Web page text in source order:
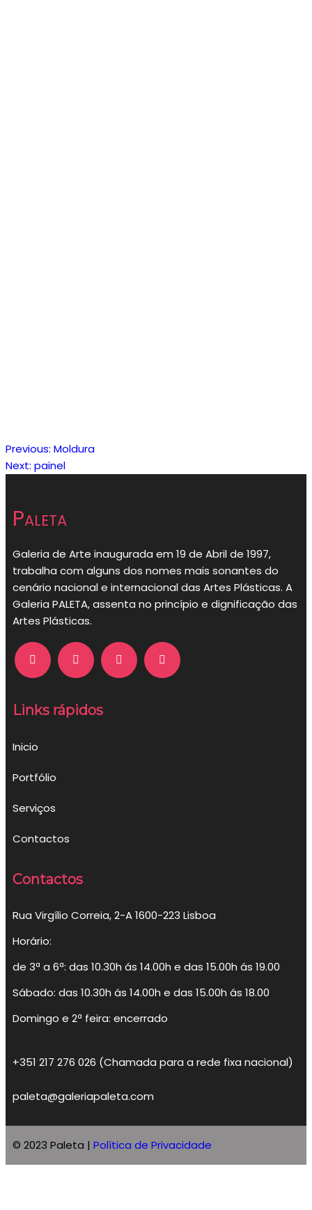
Navegação
artigos
Previous: Moldura
Next: painel
Paleta
Galeria de Arte inaugurada em 19 de Abril de 1997,
trabalha com alguns dos nomes mais sonantes do
cenário nacional e internacional das Artes Plásticas. A
Galeria PALETA, assenta no princípio e dignificação das
Artes Plásticas.
Links rápidos
Inicio
Portfólio
Serviços
Contactos
Contactos
Rua Virgílio Correia, 2-A 1600-223 Lisboa
Horário:
de 3ª a 6ª: das 10.30h ás 14.00h e das 15.00h ás 19.00
Sábado: das 10.30h ás 14.00h e das 15.00h ás 18.00
Domingo e 2ª feira: encerrado
+351 217 276 026 (Chamada para a rede fixa nacional)
paleta@galeriapaleta.com
© 2023 Paleta | Política de Privacidade